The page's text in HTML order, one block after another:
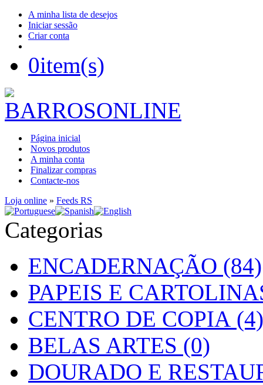
A minha lista de desejos
Iniciar sessão
Criar conta
0item(s)
Página inicial
Novos produtos
A minha conta
Finalizar compras
Contacte-nos
Loja online » Feeds RS
Categorias
ENCADERNAÇÃO (84)
PAPEIS E
CENTRO DE COPIA (4)
BELAS ARTES (0)
DOURADO E